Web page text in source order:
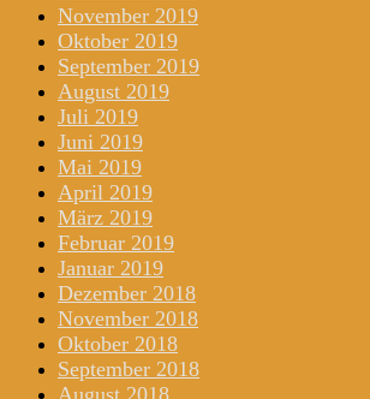
November 2019
Oktober 2019
September 2019
August 2019
Juli 2019
Juni 2019
Mai 2019
April 2019
März 2019
Februar 2019
Januar 2019
Dezember 2018
November 2018
Oktober 2018
September 2018
August 2018